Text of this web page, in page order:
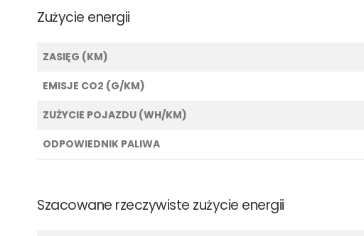
Zużycie energii
ZASIĘG (KM)
EMISJE CO2 (G/KM)
ZUŻYCIE POJAZDU (WH/KM)
ODPOWIEDNIK PALIWA
Szacowane rzeczywiste zużycie energii